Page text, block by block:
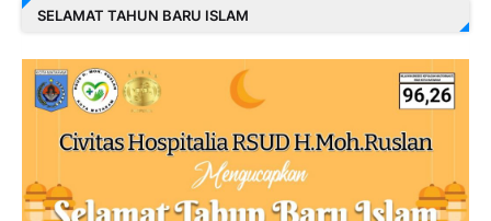
SELAMAT TAHUN BARU ISLAM